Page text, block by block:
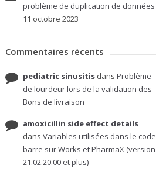
problème de duplication de données
11 octobre 2023
Commentaires récents
pediatric sinusitisdans Problème
de lourdeur lors de la validation des
Bons de livraison
amoxicillin side effect details
dans Variables utilisées dans le code
barre sur Works et PharmaX (version
21.02.20.00 et plus)